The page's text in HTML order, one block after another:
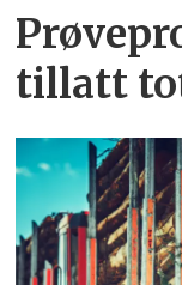
tillatt